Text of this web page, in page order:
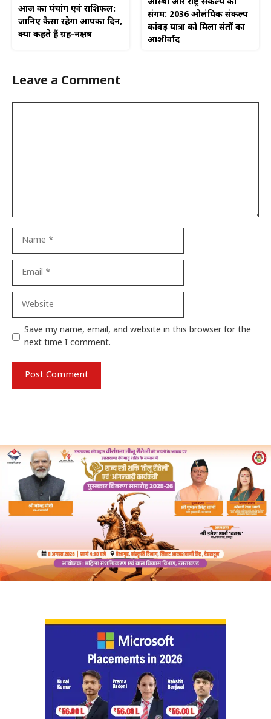
आज का पंचांग एवं राशिफल:
जानिए कैसा रहेगा आपका दिन,
क्या कहते हैं ग्रह-नक्षत्र
संगम: 2036 ओलंपिक संकल्प
कांवड़ यात्रा को मिला संतों का
आशीर्वाद
Leave a Comment
Website
Save my name, email, and website in this browser for the
next time I comment.